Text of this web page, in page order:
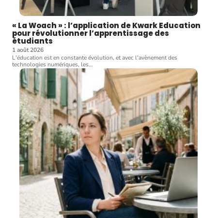
« La Woach » : l’application de Kwark Education
pour révolutionner l’apprentissage des
étudiants
1 août 2026
L'éducation est en constante évolution, et avec l'avènement des
technologies numériques, les…